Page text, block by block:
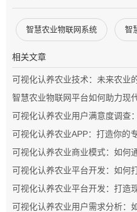
智慧农业物联网系统 智
相关文章
可视化认养农业技术：未来农业
智慧农业物联网平台如何助力现
可视化认养农业用户满意度调查
可视化认养农业APP：打造你的
可视化认养农业商业模式：如何
验
可视化认养农业平台开发：如何
可视化认养农业平台开发：打造
可视化认养农业用户需求分析：